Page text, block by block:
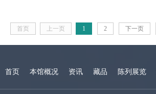
首页 上一页 1 2 下一页
首页 本馆概况 资讯 藏品 陈列展览